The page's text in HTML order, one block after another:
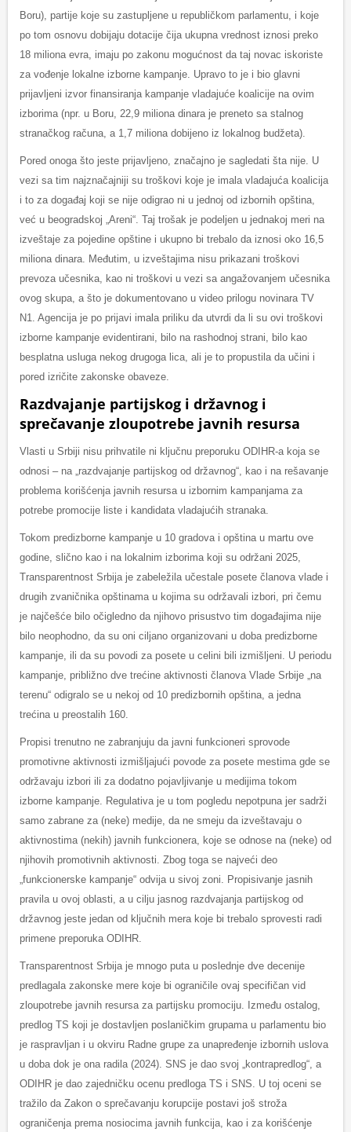
Boru), partije koje su zastupljene u republičkom parlamentu, i koje
po tom osnovu dobijaju dotacije čija ukupna vrednost iznosi preko
18 miliona evra, imaju po zakonu mogućnost da taj novac iskoriste
za vođenje lokalne izborne kampanje. Upravo to je i bio glavni
prijavljeni izvor finansiranja kampanje vladajuće koalicije na ovim
izborima (npr. u Boru, 22,9 miliona dinara je preneto sa stalnog
stranačkog računa, a 1,7 miliona dobijeno iz lokalnog budžeta).
Pored onoga što jeste prijavljeno, značajno je sagledati šta nije. U
vezi sa tim najznačajniji su troškovi koje je imala vladajuća koalicija
i to za događaj koji se nije odigrao ni u jednoj od izbornih opština,
već u beogradskoj „Areni“. Taj trošak je podeljen u jednakoj meri na
izveštaje za pojedine opštine i ukupno bi trebalo da iznosi oko 16,5
miliona dinara. Međutim, u izveštajima nisu prikazani troškovi
prevoza učesnika, kao ni troškovi u vezi sa angažovanjem učesnika
ovog skupa, a što je dokumentovano u video prilogu novinara TV
N1. Agencija je po prijavi imala priliku da utvrdi da li su ovi troškovi
izborne kampanje evidentirani, bilo na rashodnoj strani, bilo kao
besplatna usluga nekog drugoga lica, ali je to propustila da učini i
pored izričite zakonske obaveze.
Razdvajanje partijskog i državnog i
sprečavanje zloupotrebe javnih resursa
Vlasti u Srbiji nisu prihvatile ni ključnu preporuku ODIHR-a koja se
odnosi – na „razdvajanje partijskog od državnog“, kao i na rešavanje
problema korišćenja javnih resursa u izbornim kampanjama za
potrebe promocije liste i kandidata vladajućih stranaka.
Tokom predizborne kampanje u 10 gradova i opština u martu ove
godine, slično kao i na lokalnim izborima koji su održani 2025,
Transparentnost Srbija je zabeležila učestale posete članova vlade i
drugih zvaničnika opštinama u kojima su održavali izbori, pri čemu
je najčešće bilo očigledno da njihovo prisustvo tim događajima nije
bilo neophodno, da su oni ciljano organizovani u doba predizborne
kampanje, ili da su povodi za posete u celini bili izmišljeni. U periodu
kampanje, približno dve trećine aktivnosti članova Vlade Srbije „na
terenu“ odigralo se u nekoj od 10 predizbornih opština, a jedna
trećina u preostalih 160.
Propisi trenutno ne zabranjuju da javni funkcioneri sprovode
promotivne aktivnosti izmišljajući povode za posete mestima gde se
održavaju izbori ili za dodatno pojavljivanje u medijima tokom
izborne kampanje. Regulativa je u tom pogledu nepotpuna jer sadrži
samo zabrane za (neke) medije, da ne smeju da izveštavaju o
aktivnostima (nekih) javnih funkcionera, koje se odnose na (neke) od
njihovih promotivnih aktivnosti. Zbog toga se najveći deo
„funkcionerske kampanje“ odvija u sivoj zoni. Propisivanje jasnih
pravila u ovoj oblasti, a u cilju jasnog razdvajanja partijskog od
državnog jeste jedan od ključnih mera koje bi trebalo sprovesti radi
primene preporuka ODIHR.
Transparentnost Srbija je mnogo puta u poslednje dve decenije
predlagala zakonske mere koje bi ograničile ovaj specifičan vid
zloupotrebe javnih resursa za partijsku promociju. Između ostalog,
predlog TS koji je dostavljen poslaničkim grupama u parlamentu bio
je raspravljan i u okviru Radne grupe za unapređenje izbornih uslova
u doba dok je ona radila (2024). SNS je dao svoj „kontrapredlog“, a
ODIHR je dao zajedničku ocenu predloga TS i SNS. U toj oceni se
tražilo da Zakon o sprečavanju korupcije postavi još stroža
ograničenja prema nosiocima javnih funkcija, kao i za korišćenje